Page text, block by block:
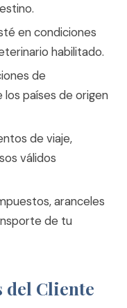
en condiciones
habilitado.
de
países de origen
de viaje,
válidos
aranceles
de tu
del Cliente